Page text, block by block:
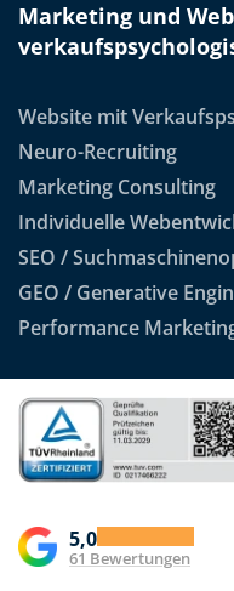
Marketing und
Website mit
Neuro-Recruiting
Marketing Consulting
Individuelle
SEO /
GEO / Generative
Performance
5,0
61 Bewertungen